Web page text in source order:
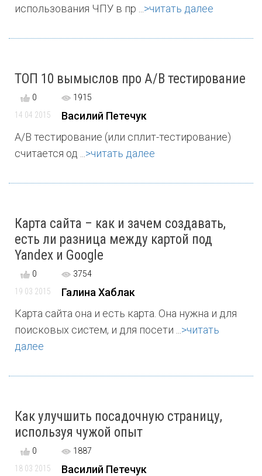
использования ЧПУ в пр ... >читать далее
ТОП 10 вымыслов про A/B тестирование
0
1915
14 04 2015
Василий Петечук
A/B тестирование (или сплит-тестирование)
считается од ... >читать далее
Карта сайта – как и зачем создавать,
есть ли разница между картой под
Yandex и Google
0
3754
19 03 2015
Галина Хаблак
Карта сайта она и есть карта. Она нужна и для
поисковых систем, и для посети ... >читать
далее
Как улучшить посадочную страницу,
используя чужой опыт
0
1887
18 03 2015
Василий Петечук